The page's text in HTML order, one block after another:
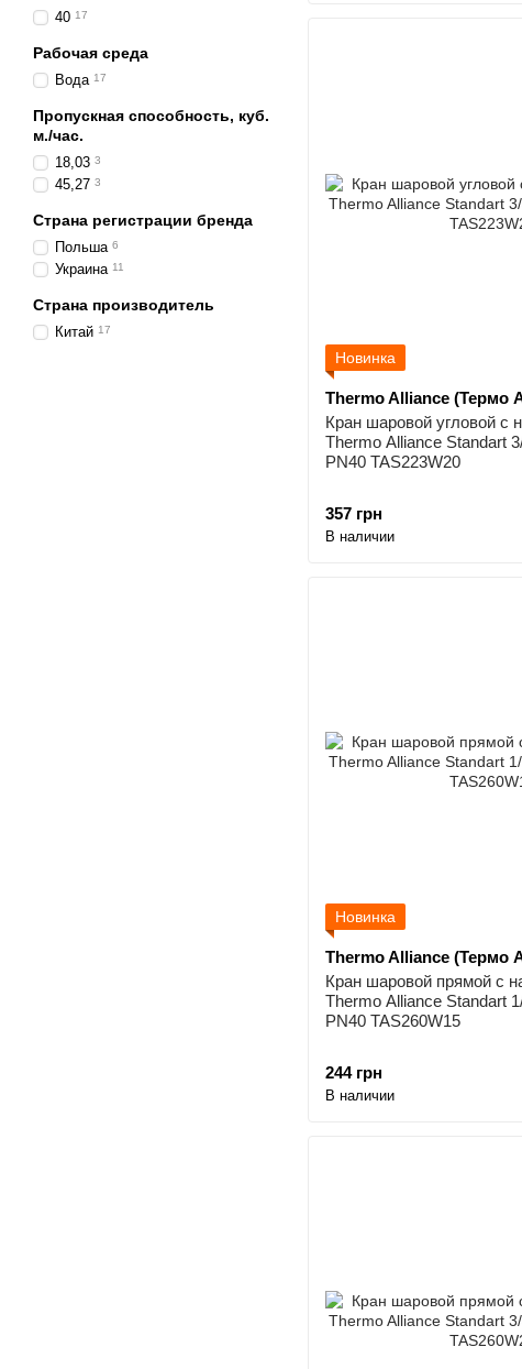
Новинка
Thermo Alliance (Термо
Кран шаровой угловой с
Thermo Alliance Standart
PN40 TAS223W20
357 грн
В наличии
Новинка
Thermo Alliance (Термо
Кран шаровой прямой с
Thermo Alliance Standart
PN40 TAS260W15
244 грн
В наличии
40 17
Рабочая среда
Вода 17
Пропускная способность, куб.
м./час.
18,03 3
45,27 3
Страна регистрации бренда
Польша 6
Украина 11
Страна производитель
Китай 17